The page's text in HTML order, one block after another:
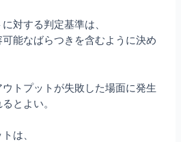
対する判定基準は、
能なばらつきを含むように決め
トプットが失敗した場面に発生
とよい。
は、